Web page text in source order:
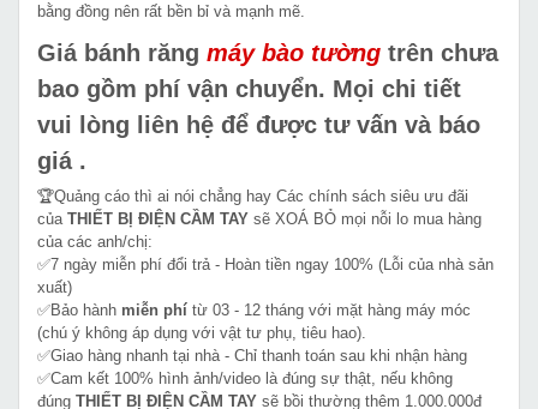
bằng đồng nên rất bền bỉ và mạnh mẽ.
Giá bánh răng máy bào tường trên chưa
bao gồm phí vận chuyển. Mọi chi tiết
vui lòng liên hệ để được tư vấn và báo
giá .
🏆Quảng cáo thì ai nói chẳng hay Các chính sách siêu ưu đãi
của THIẾT BỊ ĐIỆN CẦM TAY sẽ XOÁ BỎ mọi nỗi lo mua hàng
của các anh/chị:
✅7 ngày miễn phí đổi trả - Hoàn tiền ngay 100% (Lỗi của nhà sản
xuất)
✅Bảo hành miễn phí từ 03 - 12 tháng với mặt hàng máy móc
(chú ý không áp dụng với vật tư phụ, tiêu hao).
✅Giao hàng nhanh tại nhà - Chỉ thanh toán sau khi nhận hàng
✅Cam kết 100% hình ảnh/video là đúng sự thật, nếu không
đúng THIẾT BỊ ĐIỆN CẦM TAY sẽ bồi thường thêm 1.000.000đ